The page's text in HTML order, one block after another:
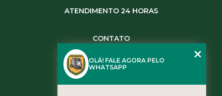
ATENDIMENTO 24 HORAS
CONTATO
(11) 3461-5871
contato@leaoservicos.com.br
OLÁ! FALE AGORA PELO
WHATSAPP